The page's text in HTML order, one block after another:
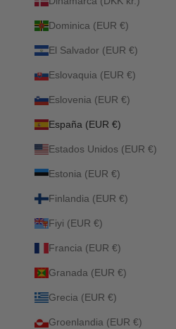
Dominica (EUR €)
El Salvador (EUR €)
Eslovaquia (EUR €)
Eslovenia (EUR €)
España (EUR €)
Estados Unidos (EUR €)
Estonia (EUR €)
Finlandia (EUR €)
Fiyi (EUR €)
Francia (EUR €)
Granada (EUR €)
Grecia (EUR €)
Groenlandia (EUR €)